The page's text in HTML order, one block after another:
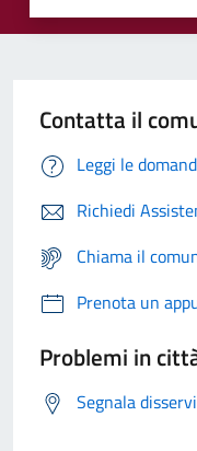
Contatta il
Leggi le
Richiedi
Chiama il
Prenota un
Problemi in
Segnala